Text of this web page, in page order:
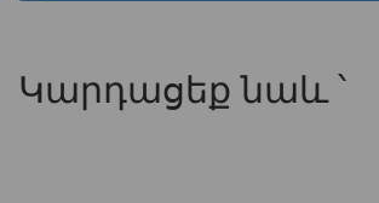
Կարդացեք նաև ՝